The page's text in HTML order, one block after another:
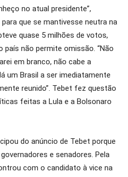
no atual presidente”,
que se mantivesse neutra na
quase 5 milhões de votos,
não permite omissão. “Não
em branco, não cabe a
um Brasil a ser imediatamente
reunido”. Tebet fez questão
feitas a Lula e a Bolsonaro
do anúncio de Tebet porque
e senadores. Pela
com o candidato à vice na